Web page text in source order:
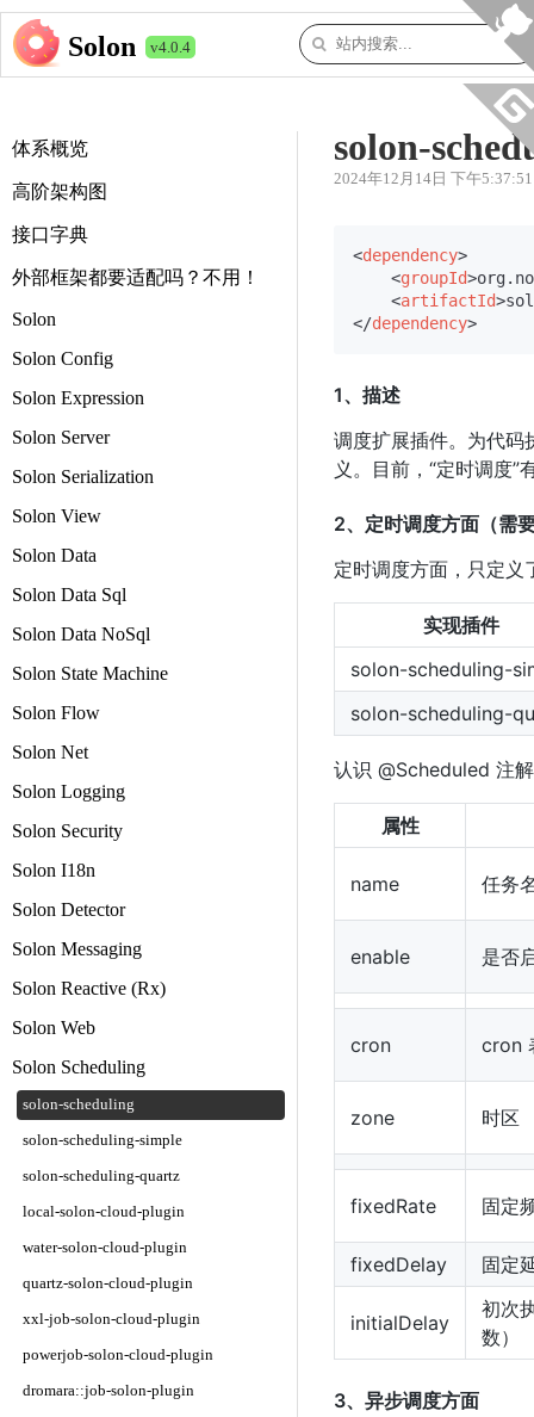
Solon v4.0.4
体系概览
高阶架构图
接口字典
外部框架都要适配吗？不用！
Solon
Solon Config
Solon Expression
Solon Server
Solon Serialization
Solon View
Solon Data
Solon Data Sql
Solon Data NoSql
Solon State Machine
Solon Flow
Solon Net
Solon Logging
Solon Security
Solon I18n
Solon Detector
Solon Messaging
Solon Reactive (Rx)
Solon Web
Solon Scheduling
solon-scheduling
solon-scheduling-simple
solon-scheduling-quartz
local-solon-cloud-plugin
water-solon-cloud-plugin
quartz-solon-cloud-plugin
xxl-job-solon-cloud-plugin
powerjob-solon-cloud-plugin
dromara::job-solon-plugin
solon-
2024年12月14日 下午5:37:51
<dependency>
<groupId>
<artifactId>
</dependency>
1、描述
调度扩展插件。为代码
义。目前，“定时调度
2、定时调度方面（需
定时调度方面，只定义
实现插件
solon-scheduling-
solon-scheduling-
认识 @Scheduled 注
属性
name 任务
enable 是否
cron cron
zone 时区
fixedRate 固定
fixedDelay 固定
initialDelay
初次
数）
3、异步调度方面